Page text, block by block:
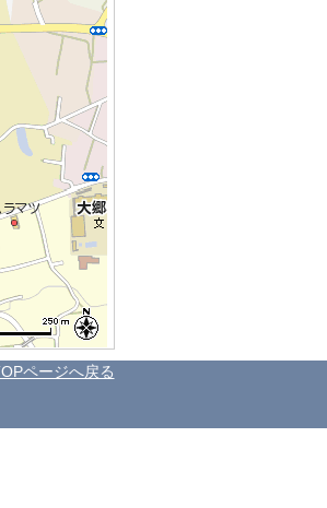
ページへ戻る